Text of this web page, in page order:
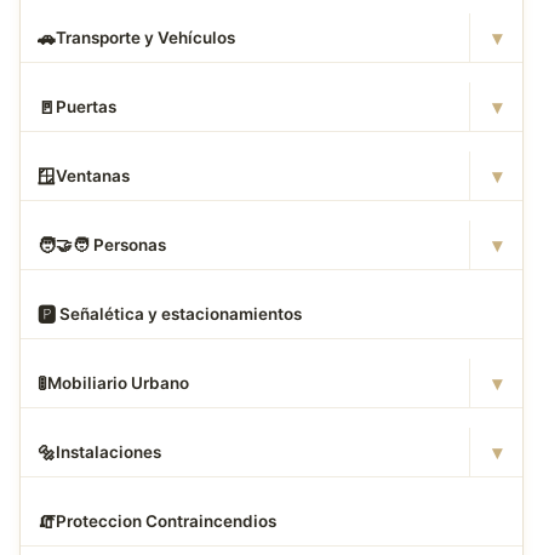
🚗Transporte y Vehículos ▾
🚪 Puertas ▾
🪟Ventanas ▾
🧑‍🤝‍🧑 Personas ▾
🅿️ Señalética y estacionamientos
🚦Mobiliario Urbano ▾
🔩Instalaciones ▾
🧯Proteccion Contraincendios